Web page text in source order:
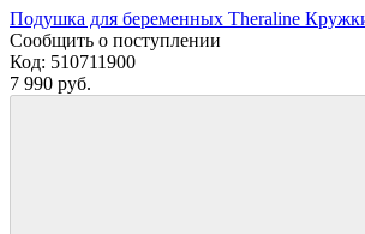
Подушка для беременных Theraline
Сообщить о поступлении
Код: 510711900
7 990 руб.